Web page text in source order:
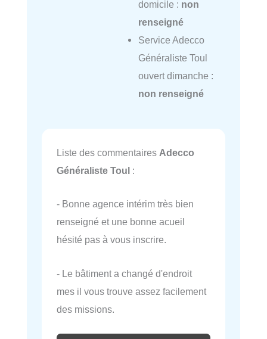
domicile : non
renseigné
Service Adecco
Généraliste Toul
ouvert dimanche :
non renseigné
Liste des commentaires Adecco
Généraliste Toul :
- Bonne agence intérim très bien
renseigné et une bonne acueil
hésité pas à vous inscrire.
- Le bâtiment a changé d'endroit
mes il vous trouve assez facilement
des missions.